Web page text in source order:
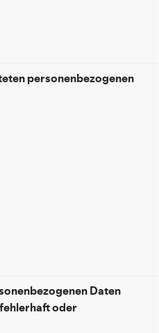
personenbezogenen
Daten
oder